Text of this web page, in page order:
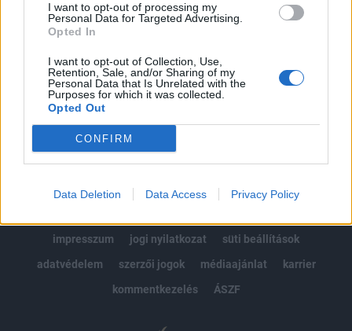
I want to opt-out of processing my
Personal Data for Targeted Advertising.
Opted In
I want to opt-out of Collection, Use,
Retention, Sale, and/or Sharing of my
Personal Data that Is Unrelated with the
Purposes for which it was collected.
Opted Out
CONFIRM
Data Deletion Data Access Privacy Policy
MÁR ELŐFIZETŐNK VAGY?BEJELENTKEZÉS
impresszum
jogi nyilatkozat
süti beállítások
adatvédelem
szerzői jogok médiaajánlat
karrier
kommentkezelés
ÁSZF